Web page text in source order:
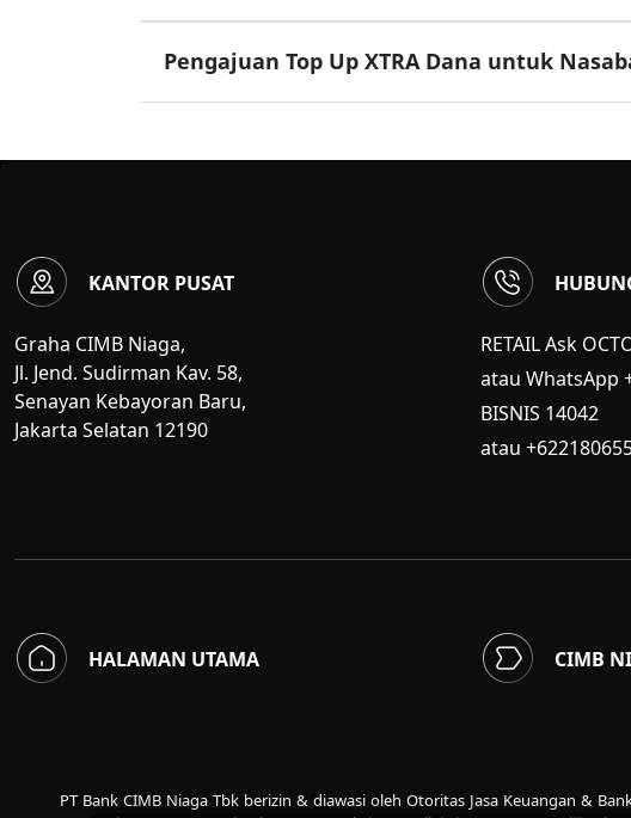
Pengajuan Top Up XTRA Dana untuk
KANTOR PUSAT
Graha CIMB Niaga,
Jl. Jend. Sudirman Kav. 58,
Senayan Kebayoran Baru,
Jakarta Selatan 12190
RETAIL Ask
atau WhatsApp
BISNIS 14042
atau
HALAMAN UTAMA CIMB
PT Bank CIMB Niaga Tbk berizin & diawasi oleh Otoritas Jasa Keuangan &